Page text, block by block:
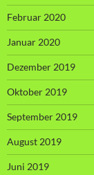
Februar 2020
Januar 2020
Dezember 2019
Oktober 2019
September 2019
August 2019
Juni 2019